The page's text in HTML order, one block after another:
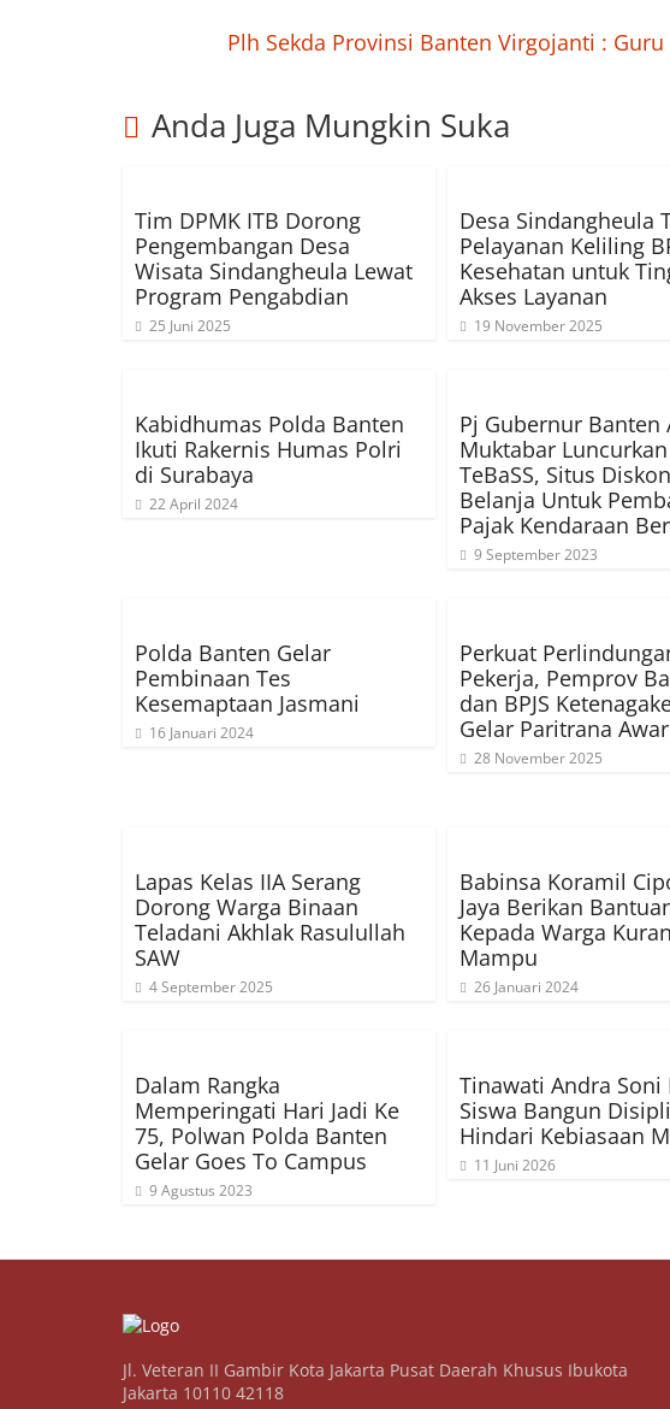
Plh Sekda Provinsi Banten Virgojanti :
Anda Juga Mungkin Suka
Tim DPMK ITB Dorong
Pengembangan Desa
Wisata Sindangheula Lewat
Program Pengabdian
25 Juni 2025
Desa Sindangheula
Pelayanan Keliling
Kesehatan untuk
Akses Layanan
19 November 2025
Kabidhumas Polda Banten
Ikuti Rakernis Humas Polri
di Surabaya
22 April 2024
Pj Gubernur Banten
Muktabar Luncurkan
TeBaSS, Situs Diskon
Belanja Untuk
Pajak Kendaraan
9 September 2023
Polda Banten Gelar
Pembinaan Tes
Kesemaptaan Jasmani
16 Januari 2024
Perkuat
Pekerja, Pemprov
dan BPJS
Gelar Paritrana
28 November 2025
Lapas Kelas IIA Serang
Dorong Warga Binaan
Teladani Akhlak Rasulullah
SAW
4 September 2025
Babinsa Koramil
Jaya Berikan
Kepada Warga
Mampu
26 Januari 2024
Dalam Rangka
Memperingati Hari Jadi Ke
75, Polwan Polda Banten
Gelar Goes To Campus
9 Agustus 2023
Tinawati Andra Soni
Siswa Bangun
Hindari Kebiasaan
11 Juni 2026
Jl. Veteran II Gambir Kota Jakarta Pusat Daerah Khusus Ibukota
Jakarta 10110 42118